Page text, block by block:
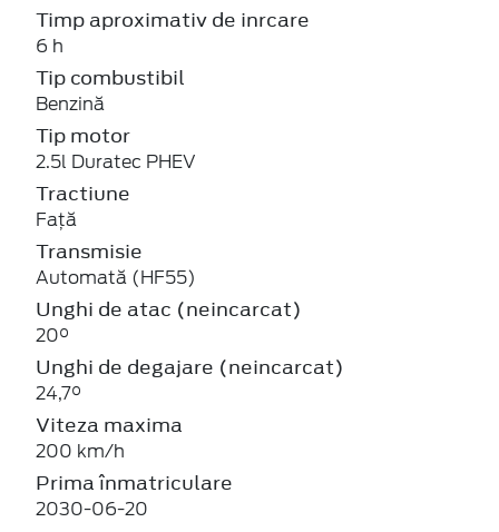
Timp aproximativ de inrcare
6 h
Tip combustibil
Benzină
Tip motor
2.5l Duratec PHEV
Tractiune
Față
Transmisie
Automată (HF55)
Unghi de atac (neincarcat)
20°
Unghi de degajare (neincarcat)
24,7°
Viteza maxima
200 km/h
Prima înmatriculare
2030-06-20